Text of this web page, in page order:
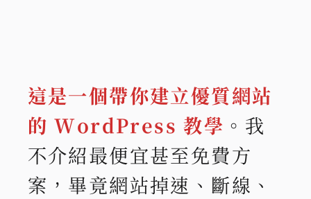
這是一個帶你建立優質網站
的 WordPress 教學 。我
不介紹最便宜甚至免費方
案，畢竟網站掉速、斷線、